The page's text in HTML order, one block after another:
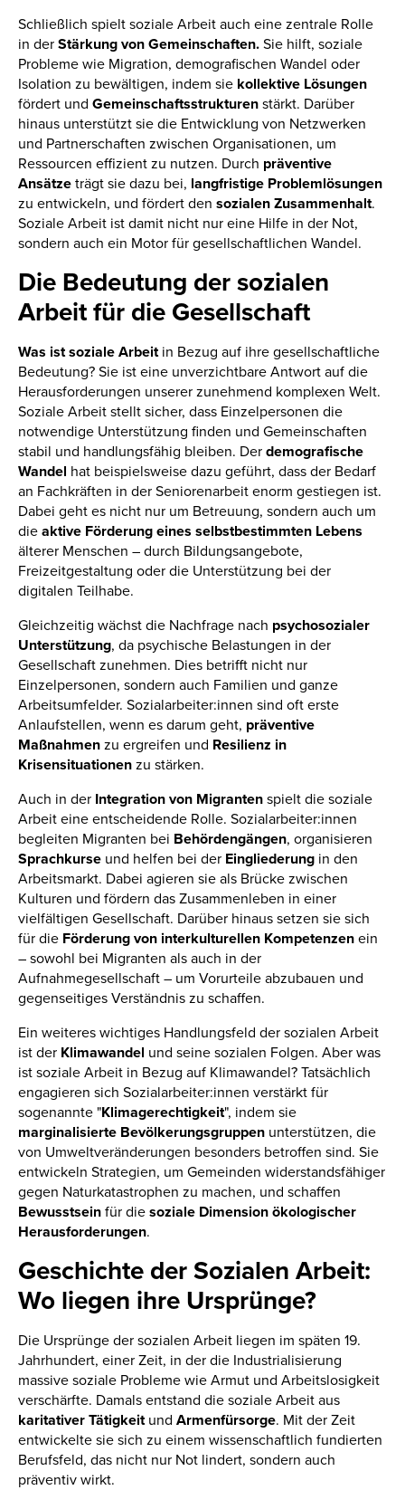
Schließlich spielt soziale Arbeit auch eine zentrale Rolle
in der Stärkung von Gemeinschaften. Sie hilft, soziale
Probleme wie Migration, demografischen Wandel oder
Isolation zu bewältigen, indem sie kollektive Lösungen
fördert und Gemeinschaftsstrukturen stärkt. Darüber
hinaus unterstützt sie die Entwicklung von Netzwerken
und Partnerschaften zwischen Organisationen, um
Ressourcen effizient zu nutzen. Durch präventive
Ansätze trägt sie dazu bei, langfristige Problemlösungen
zu entwickeln, und fördert den sozialen Zusammenhalt.
Soziale Arbeit ist damit nicht nur eine Hilfe in der Not,
sondern auch ein Motor für gesellschaftlichen Wandel.
Die Bedeutung der sozialen
Arbeit für die Gesellschaft
Was ist soziale Arbeit in Bezug auf ihre gesellschaftliche
Bedeutung? Sie ist eine unverzichtbare Antwort auf die
Herausforderungen unserer zunehmend komplexen Welt.
Soziale Arbeit stellt sicher, dass Einzelpersonen die
notwendige Unterstützung finden und Gemeinschaften
stabil und handlungsfähig bleiben. Der demografische
Wandel hat beispielsweise dazu geführt, dass der Bedarf
an Fachkräften in der Seniorenarbeit enorm gestiegen ist.
Dabei geht es nicht nur um Betreuung, sondern auch um
die aktive Förderung eines selbstbestimmten Lebens
älterer Menschen – durch Bildungsangebote,
Freizeitgestaltung oder die Unterstützung bei der
digitalen Teilhabe.
Gleichzeitig wächst die Nachfrage nach psychosozialer
Unterstützung, da psychische Belastungen in der
Gesellschaft zunehmen. Dies betrifft nicht nur
Einzelpersonen, sondern auch Familien und ganze
Arbeitsumfelder. Sozialarbeiter:innen sind oft erste
Anlaufstellen, wenn es darum geht, präventive
Maßnahmen zu ergreifen und Resilienz in
Krisensituationen zu stärken.
Auch in der Integration von Migranten spielt die soziale
Arbeit eine entscheidende Rolle. Sozialarbeiter:innen
begleiten Migranten bei Behördengängen, organisieren
Sprachkurse und helfen bei der Eingliederung in den
Arbeitsmarkt. Dabei agieren sie als Brücke zwischen
Kulturen und fördern das Zusammenleben in einer
vielfältigen Gesellschaft. Darüber hinaus setzen sie sich
für die Förderung von interkulturellen Kompetenzen ein
– sowohl bei Migranten als auch in der
Aufnahmegesellschaft – um Vorurteile abzubauen und
gegenseitiges Verständnis zu schaffen.
Ein weiteres wichtiges Handlungsfeld der sozialen Arbeit
ist der Klimawandel und seine sozialen Folgen. Aber was
ist soziale Arbeit in Bezug auf Klimawandel? Tatsächlich
engagieren sich Sozialarbeiter:innen verstärkt für
sogenannte "Klimagerechtigkeit", indem sie
marginalisierte Bevölkerungsgruppen unterstützen, die
von Umweltveränderungen besonders betroffen sind. Sie
entwickeln Strategien, um Gemeinden widerstandsfähiger
gegen Naturkatastrophen zu machen, und schaffen
Bewusstsein für die soziale Dimension ökologischer
Herausforderungen.
Geschichte der Sozialen Arbeit:
Wo liegen ihre Ursprünge?
Die Ursprünge der sozialen Arbeit liegen im späten 19.
Jahrhundert, einer Zeit, in der die Industrialisierung
massive soziale Probleme wie Armut und Arbeitslosigkeit
verschärfte. Damals entstand die soziale Arbeit aus
karitativer Tätigkeit und Armenfürsorge. Mit der Zeit
entwickelte sie sich zu einem wissenschaftlich fundierten
Berufsfeld, das nicht nur Not lindert, sondern auch
präventiv wirkt.